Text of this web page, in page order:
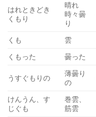
はれときどき
くもり
晴れ
時々曇
り
くも 雲
くもった 曇った
うすぐもりの
薄曇り
の
けんうん、す
じぐも
巻雲、
筋雲